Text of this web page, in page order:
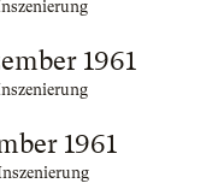
1961
1961